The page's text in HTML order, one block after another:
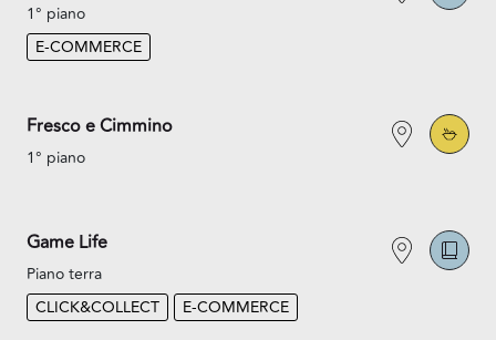
1° piano
E-COMMERCE
Fresco e Cimmino
1° piano
Game Life
Piano terra
CLICK&COLLECT
E-COMMERCE